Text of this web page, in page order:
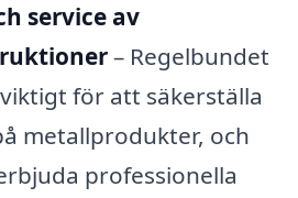
service av
– Regelbundet
för att säkerställa
metallprodukter, och
professionella